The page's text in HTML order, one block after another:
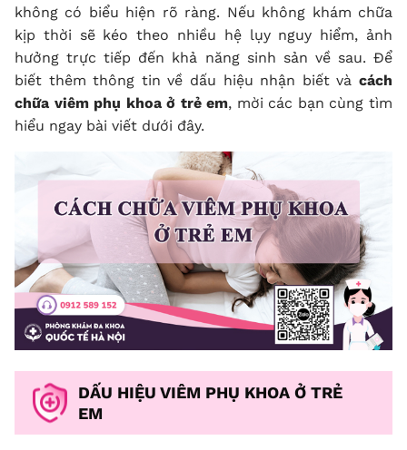
không có biểu hiện rõ ràng. Nếu không khám chữa
kịp thời sẽ kéo theo nhiều hệ lụy nguy hiểm, ảnh
hưởng trực tiếp đến khả năng sinh sản về sau. Để
biết thêm thông tin về dấu hiệu nhận biết và cách
chữa viêm phụ khoa ở trẻ em, mời các bạn cùng tìm
hiểu ngay bài viết dưới đây.
DẤU HIỆU VIÊM PHỤ KHOA Ở TRẺ
EM